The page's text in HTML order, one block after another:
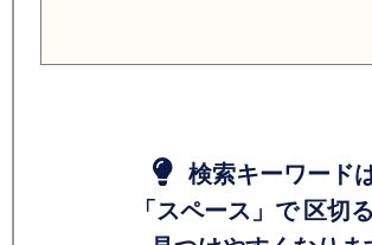
検索キーワード
「スペース」で 区切